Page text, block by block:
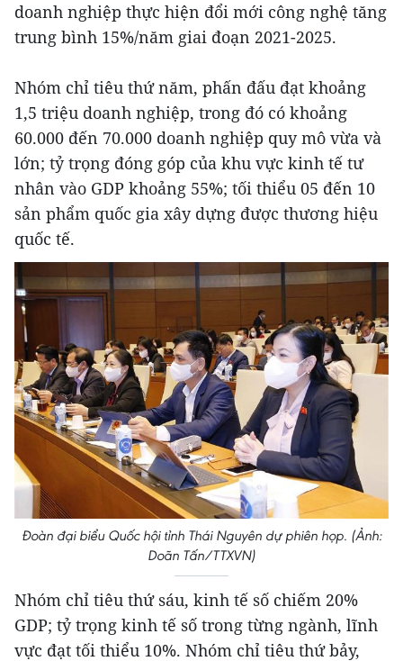
doanh nghiệp thực hiện đổi mới công nghệ tăng
trung bình 15%/năm giai đoạn 2021-2025.
Nhóm chỉ tiêu thứ năm, phấn đấu đạt khoảng
1,5 triệu doanh nghiệp, trong đó có khoảng
60.000 đến 70.000 doanh nghiệp quy mô vừa và
lớn; tỷ trọng đóng góp của khu vực kinh tế tư
nhân vào GDP khoảng 55%; tối thiểu 05 đến 10
sản phẩm quốc gia xây dựng được thương hiệu
quốc tế.
Đoàn đại biểu Quốc hội tỉnh Thái Nguyên dự phiên họp. (Ảnh:
Doãn Tấn/TTXVN)
Nhóm chỉ tiêu thứ sáu, kinh tế số chiếm 20%
GDP; tỷ trọng kinh tế số trong từng ngành, lĩnh
vực đạt tối thiểu 10%. Nhóm chỉ tiêu thứ bảy,